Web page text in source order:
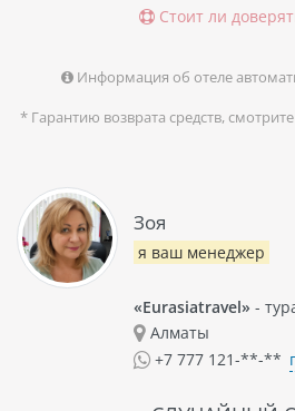
Стоит ли
Информация об отеле
* Гарантию возврата средств,
Зоя
я ваш менеджер
«Eurasiatravel» -
Алматы
+7 777 121-**-**